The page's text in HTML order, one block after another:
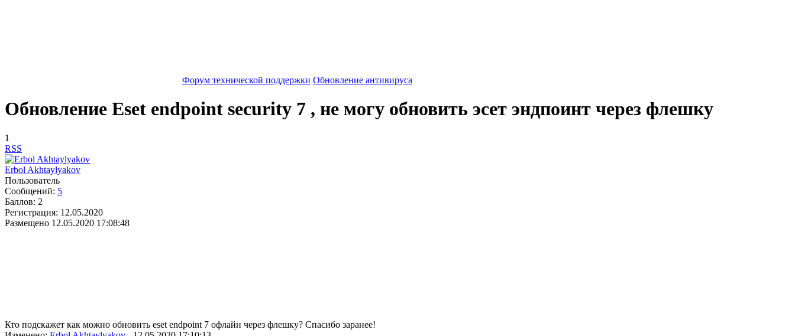
Форум технической поддержки Обновление антивируса
Обновление Eset endpoint security 7 , не могу обновить эсет эндпоинт через флешку
1
RSS
Erbol Akhtaylyakov
Пользователь
Сообщений: 5
Баллов: 2
Регистрация: 12.05.2020
Размещено 12.05.2020 17:08:48
Кто подскажет как можно обновить eset endpoint 7 офлайн через флешку? Спасибо заранее!